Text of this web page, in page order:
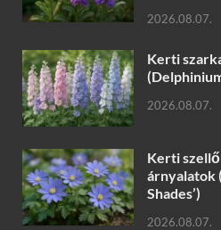
2026.08.07.
Kerti
2026.08.07.
Kerti
árnyalatok
Shades’)
2026.08.07.